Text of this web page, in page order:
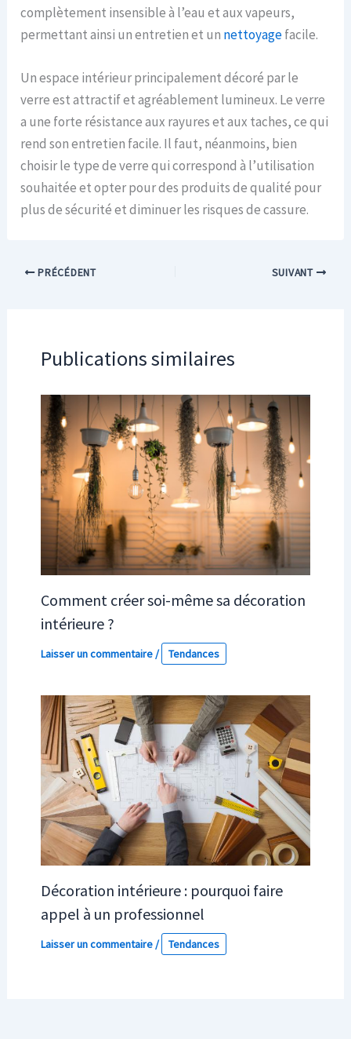
complètement insensible à l’eau et aux vapeurs,
permettant ainsi un entretien et un nettoyagefacile.
Un espace intérieur principalement décoré par le
verre est attractif et agréablement lumineux. Le verre
a une forte résistance aux rayures et aux taches, ce qui
rend son entretien facile. Il faut, néanmoins, bien
choisir le type de verre qui correspond à l’utilisation
souhaitée et opter pour des produits de qualité pour
plus de sécurité et diminuer les risques de cassure.
PRÉCÉDENT SUIVANT
Publications similaires
Comment créer soi-même sa décoration
intérieure ?
Laisser un commentaire/ Tendances
Décoration intérieure : pourquoi faire
appel à un professionnel
Laisser un commentaire/ Tendances